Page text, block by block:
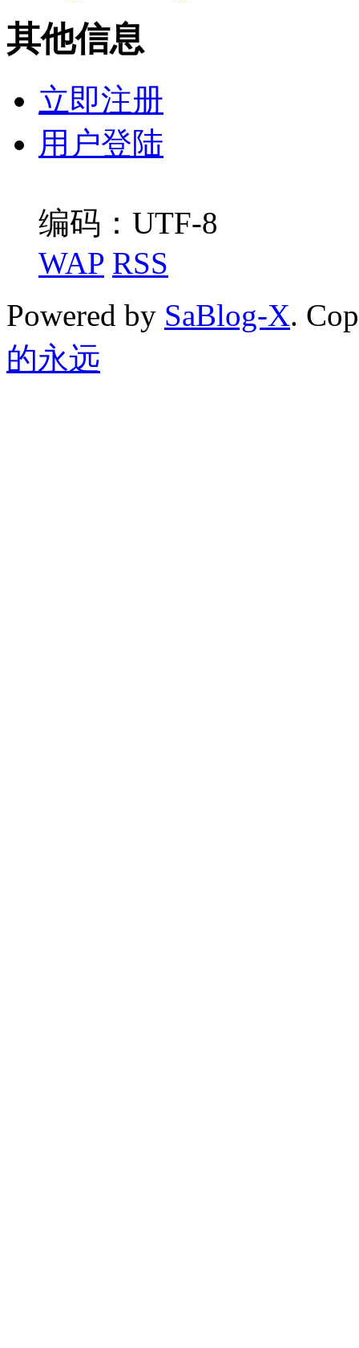
其他信息
立即注册
用户登陆
编码：UTF-8
WAP RSS
Powered by SaBlog-X.
的永远